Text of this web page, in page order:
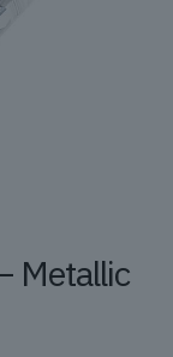
Metallic